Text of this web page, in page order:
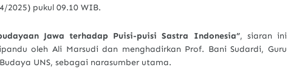
2025) pukul 09.10 WIB.
Jawa terhadap Puisi-puisi Sastra Indonesia”, siaran ini
oleh Ali Marsudi dan menghadirkan Prof. Bani Sudardi, Guru
UNS, sebagai narasumber utama.